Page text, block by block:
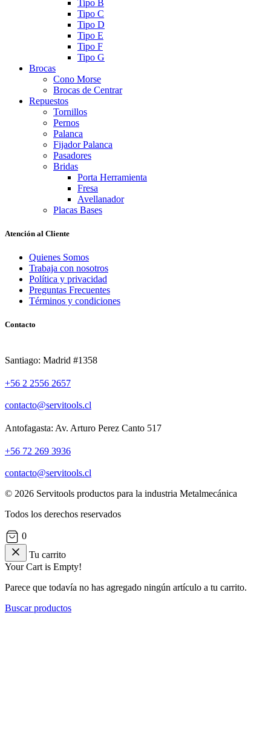
Tipo B
Tipo C
Tipo D
Tipo E
Tipo F
Tipo G
Brocas
Cono Morse
Brocas de Centrar
Repuestos
Tornillos
Pernos
Palanca
Fijador Palanca
Pasadores
Bridas
Porta Herramienta
Fresa
Avellanador
Placas Bases
Atención al Cliente
Quienes Somos
Trabaja con nosotros
Política y privacidad
Preguntas Frecuentes
Términos y condiciones
Contacto
Santiago: Madrid #1358
+56 2 2556 2657
contacto@servitools.cl
Antofagasta: Av. Arturo Perez Canto 517
+56 72 269 3936
contacto@servitools.cl
© 2026 Servitools productos para la industria Metalmecánica
Todos los derechos reservados
0
Tu carrito
Your Cart is Empty!
Parece que todavía no has agregado ningún artículo a tu carrito.
Buscar productos